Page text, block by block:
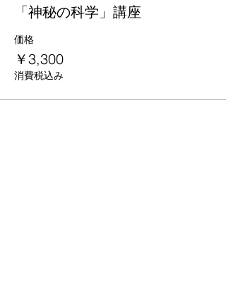
「神秘の科学」講座
価格
￥3,300
消費税込み